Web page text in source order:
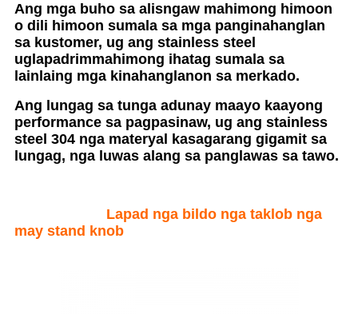
Ang mga buho sa alisngaw mahimong himoon
o dili himoon sumala sa mga panginahanglan
sa kustomer, ug ang stainless steel
ug lapad rimmahimong ihatag sumala sa
lainlaing mga kinahanglanon sa merkado.
Ang lungag sa tunga adunay maayo kaayong
performance sa pagpasinaw, ug ang stainless
steel 304 nga materyal kasagarang gigamit sa
lungag, nga luwas alang sa panglawas sa tawo.
Lapad nga bildo nga taklob nga
may stand knob